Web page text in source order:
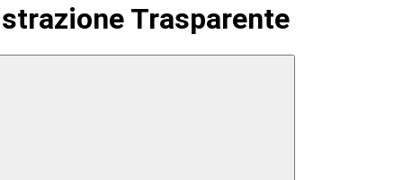
Trasparente